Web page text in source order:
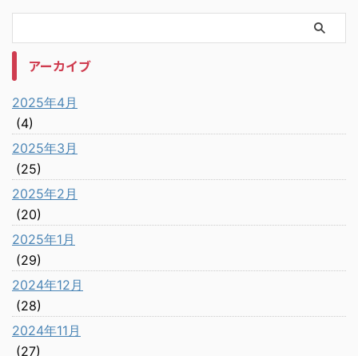
アーカイブ
2025年4月
(4)
2025年3月
(25)
2025年2月
(20)
2025年1月
(29)
2024年12月
(28)
2024年11月
(27)